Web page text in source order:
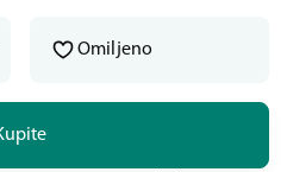
Omiljeno